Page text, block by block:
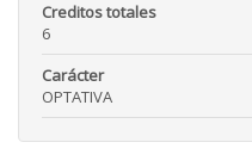
Creditos totales
6
Carácter
OPTATIVA